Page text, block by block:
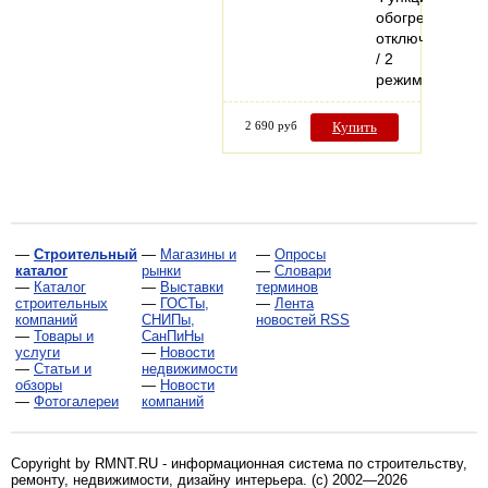
обогрева
отключена)
/ 2
режим…
2 690 руб Купить
— Строительный
каталог
— Каталог
строительных
компаний
— Товары и
услуги
— Статьи и
обзоры
— Фотогалереи
— Магазины и
рынки
— Выставки
— ГОСТы,
СНИПы,
СанПиНы
— Новости
недвижимости
— Новости
компаний
— Опросы
— Словари
терминов
— Лента
новостей RSS
Copyright by RMNT.RU - информационная система по строительству,
ремонту, недвижимости, дизайну интерьера . (c) 2002—2026